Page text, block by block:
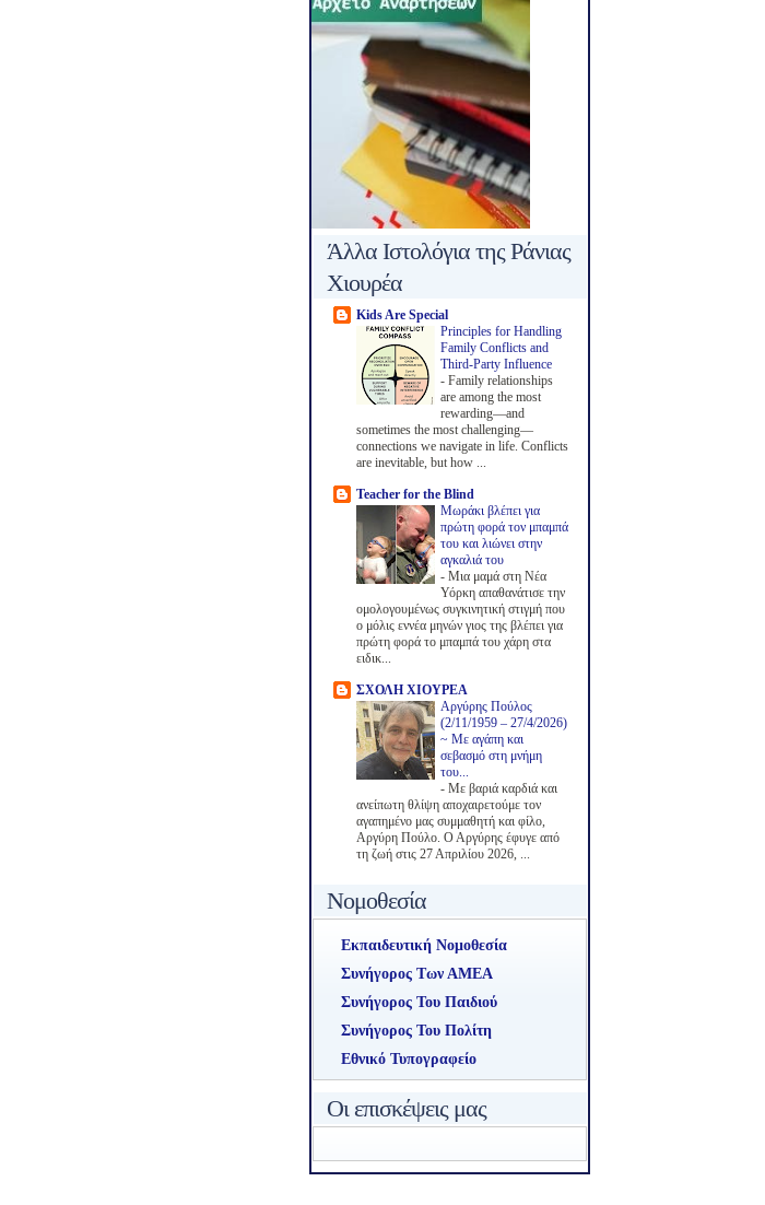
Άλλα Ιστολόγια της Ράνιας
Χιουρέα
Kids Are Special
Principles for Handling
Family Conflicts and
Third-Party Influence
- Family relationships
are among the most
rewarding—and
sometimes the most challenging—
connections we navigate in life. Conflicts
are inevitable, but how ...
Teacher for the Blind
Μωράκι βλέπει για
πρώτη φορά τον μπαμπά
του και λιώνει στην
αγκαλιά του
- Μια μαμά στη Νέα
Υόρκη απαθανάτισε την
ομολογουμένως συγκινητική στιγμή που
ο μόλις εννέα μηνών γιος της βλέπει για
πρώτη φορά το μπαμπά του χάρη στα
ειδικ...
ΣΧΟΛΗ ΧΙΟΥΡΕΑ
Αργύρης Πούλος
(2/11/1959 – 27/4/2026)
~ Με αγάπη και
σεβασμό στη μνήμη
του...
- Με βαριά καρδιά και
ανείπωτη θλίψη αποχαιρετούμε τον
αγαπημένο μας συμμαθητή και φίλο,
Αργύρη Πούλο. Ο Αργύρης έφυγε από
τη ζωή στις 27 Απριλίου 2026, ...
Νομοθεσία
Εκπαιδευτική Νομοθεσία
Συνήγορος Των ΑΜΕΑ
Συνήγορος Του Παιδιού
Συνήγορος Του Πολίτη
Εθνικό Τυπογραφείο
Οι επισκέψεις μας